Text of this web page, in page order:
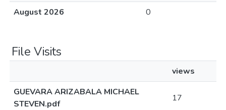
August 2026
0
File Visits
views
GUEVARA ARIZABALA MICHAEL
STEVEN.pdf
17